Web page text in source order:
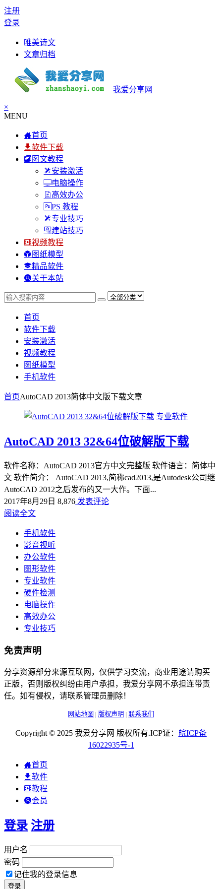
注册
登录
唯美诗文
文章归档
我爱分享网
×
MENU
首页
软件下载
图文教程
安装激活
电脑操作
高效办公
PS 教程
专业技巧
建站技巧
视频教程
图纸模型
精品软件
关于本站
首页
软件下载
安装激活
视频教程
图纸模型
手机软件
首页AutoCAD 2013简体中文版下载文章
专业软件
AutoCAD 2013 32&64位破解版下载
软件名称：AutoCAD 2013官方中文完整版 软件语言：简体中
文 软件简介： AutoCAD 2013,简称cad2013,是Autodesk公司继
AutoCAD 2012之后发布的又一大作。下面...
2017年8月29日 8,876 发表评论
阅读全文
手机软件
影音视听
办公软件
图形软件
专业软件
硬件检测
电脑操作
高效办公
专业技巧
免责声明
分享资源部分来源互联网，仅供学习交流，商业用途请购买
正版，否则版权纠纷由用户承担，我爱分享网不承担连带责
任。如有侵权，请联系管理员删除！
网站地图 | 版权声明 | 联系我们
Copyright © 2025 我爱分享网 版权所有.ICP证： 皖ICP备
16022935号-1
首页
软件
教程
会员
登录 注册
用户名
密码
记住我的登录信息